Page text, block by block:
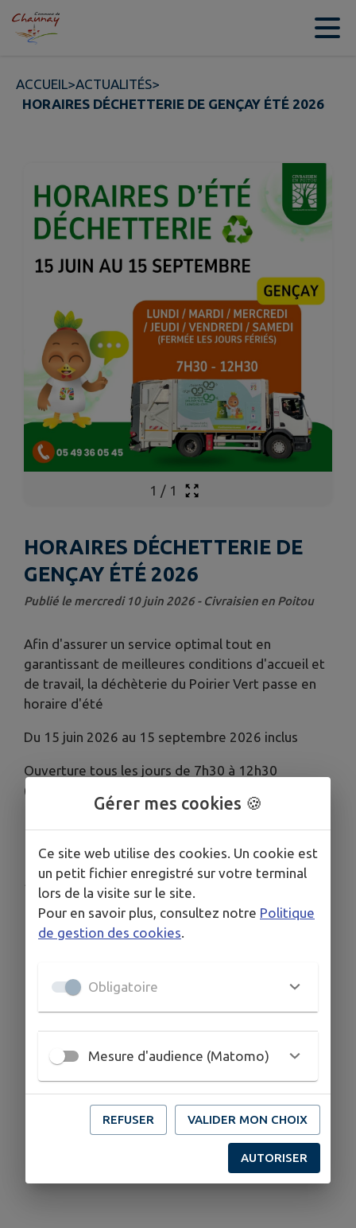
Contenu
ACCUEIL>ACTUALITÉS>
HORAIRES DÉCHETTERIE DE GENÇAY ÉTÉ 2026
1 / 1
HORAIRES DÉCHETTERIE DE
GENÇAY ÉTÉ 2026
Publié le mercredi 10 juin 2026 - Civraisien en Poitou
Afin d'assurer un service optimal tout en
garantissant de meilleures conditions d'accueil et
de travail, la déchèterie du Poirier Vert passe en
horaire d'été
Du 15 juin 2026 au 15 septembre 2026 inclus
Ouverture tous les jours de 7h30 à 12h30
(sauf dimanche et jours fériés)
Publié par CCCP
Gérer mes cookies 🍪
Ce site web utilise des cookies. Un cookie est
un petit fichier enregistré sur votre terminal
lors de la visite sur le site.
Pour en savoir plus, consultez notre Politique
de gestion des cookies
Obligatoire
Mesure d'audience (Matomo)
REFUSER VALIDER MON CHOIX
AUTORISER